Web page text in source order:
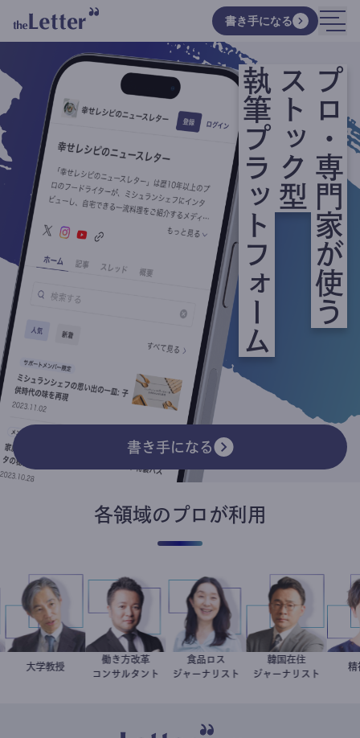
書き手になる
プロ・専門家が使う
ストック型
執筆プラットフォーム
書き手になる
各領域のプロが利用
加藤忠史
大学教授 新田龍
働き方改革
コンサルタント
井出留美
食品ロス
ジャーナリスト
徐台教
韓国在住
ジャーナリスト